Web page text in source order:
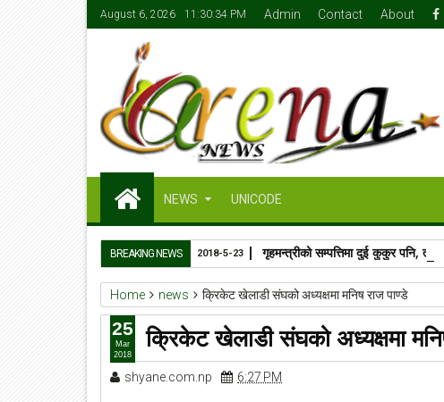
August 6, 2026 11:30:35 PM Admin Contact About
NEWS UNICODE
BREAKING NEWS गृहमन्त्रीको सम्पत्तिमा दुई कुकुर पनि, त्यो
2018-5-23
Home news क्रिकेट खेलाडी संघको अध्यक्षमा मनिष राज पाण्डे
क्रिकेट खेलाडी संघको अध्यक्षमा
shyane.com.np 6:27 PM
25
Mar
2018